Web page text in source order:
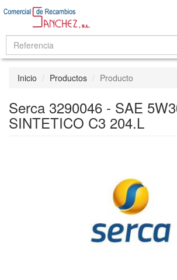
Inicio Productos Producto
Serca 3290046 - SAE
SINTETICO C3 204.L